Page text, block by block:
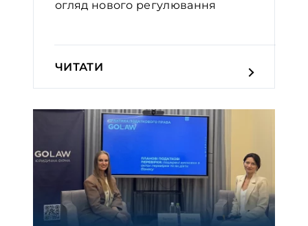
огляд нового регулювання
ЧИТАТИ